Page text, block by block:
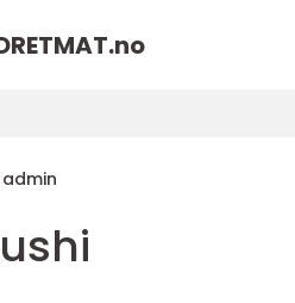
no
admin